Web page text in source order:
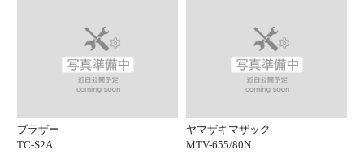
ブラザー
TC-S2A
ヤマザキマザック
MTV-655/80N